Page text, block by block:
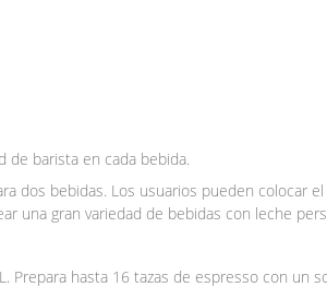
de barista en cada bebida.
dos bebidas. Los usuarios pueden colocar
una gran variedad de bebidas con leche
Prepara hasta 16 tazas de espresso con un